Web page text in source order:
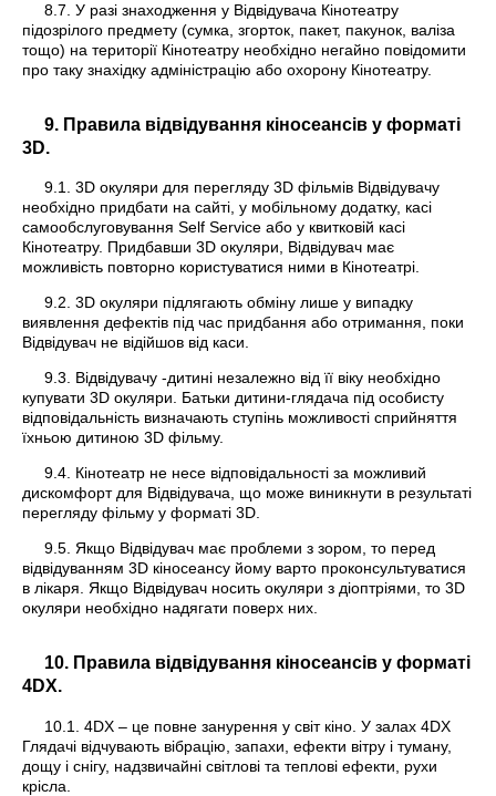
8.7. У разі знаходження у Відвідувача Кінотеатру
підозрілого предмету (сумка, згорток, пакет, пакунок, валіза
тощо) на території Кінотеатру необхідно негайно повідомити
про таку знахідку адміністрацію або охорону Кінотеатру.
9. Правила відвідування кіносеансів у форматі
3D.
9.1. 3D окуляри для перегляду 3D фільмів Відвідувачу
необхідно придбати на сайті, у мобільному додатку, касі
самообслуговування Self Service або у квитковій касі
Кінотеатру. Придбавши 3D окуляри, Відвідувач має
можливість повторно користуватися ними в Кінотеатрі.
9.2. 3D окуляри підлягають обміну лише у випадку
виявлення дефектів під час придбання або отримання, поки
Відвідувач не відійшов від каси.
9.3. Відвідувачу -дитині незалежно від її віку необхідно
купувати 3D окуляри. Батьки дитини-глядача під особисту
відповідальність визначають ступінь можливості сприйняття
їхньою дитиною 3D фільму.
9.4. Кінотеатр не несе відповідальності за можливий
дискомфорт для Відвідувача, що може виникнути в результаті
перегляду фільму у форматі 3D.
9.5. Якщо Відвідувач має проблеми з зором, то перед
відвідуванням 3D кіносеансу йому варто проконсультуватися
в лікаря. Якщо Відвідувач носить окуляри з діоптріями, то 3D
окуляри необхідно надягати поверх них.
10. Правила відвідування кіносеансів у форматі
4DX.
10.1. 4DX – це повне занурення у світ кіно. У залах 4DX
Глядачі відчувають вібрацію, запахи, ефекти вітру і туману,
дощу і снігу, надзвичайні світлові та теплові ефекти, рухи
крісла.